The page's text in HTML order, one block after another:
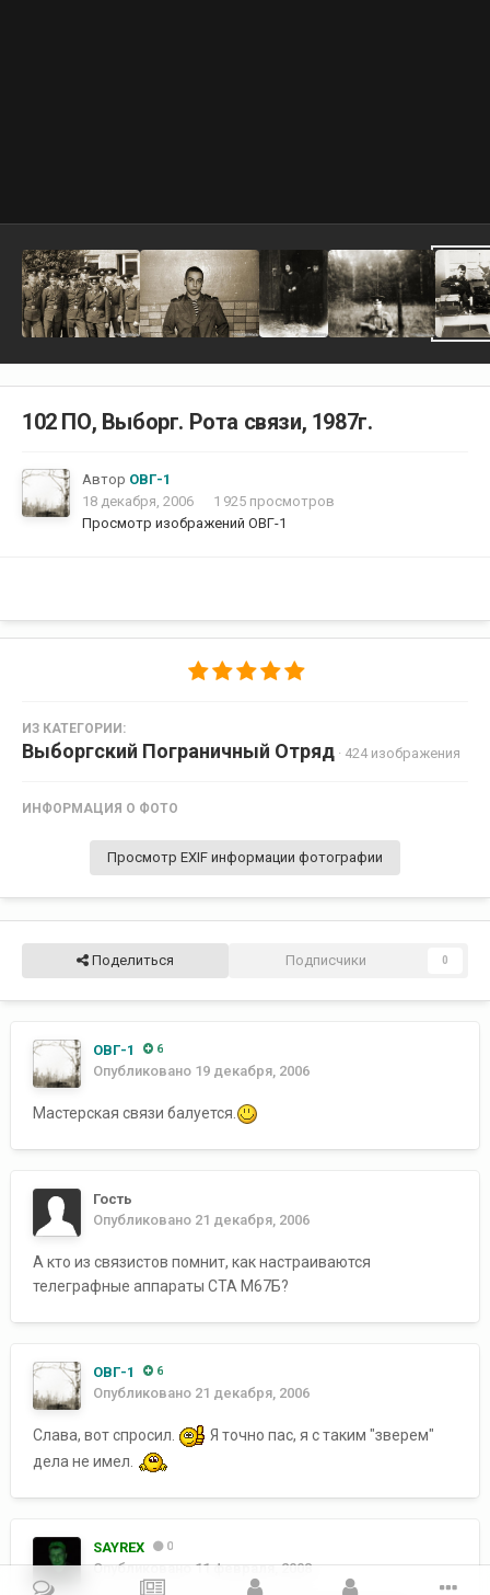
102 ПО, Выборг. Рота связи, 1987г.
Автор ОВГ-1
18 декабря, 2006
1 925 просмотров
Просмотр изображений ОВГ-1
ИЗ КАТЕГОРИИ:
Выборгский Пограничный Отряд · 424 изображения
ИНФОРМАЦИЯ О ФОТО
Просмотр EXIF информации фотографии
Поделиться Подписчики 0
ОВГ-1 6
Опубликовано 19 декабря, 2006
Мастерская связи балуется.
Гость
Опубликовано 21 декабря, 2006
А кто из связистов помнит, как настраиваются
телеграфные аппараты СТА М67Б?
ОВГ-1 6
Опубликовано 21 декабря, 2006
Слава, вот спросил.
Я точно пас, я с таким "зверем"
дела не имел.
SAYREX 0
Опубликовано11 февраля, 2008